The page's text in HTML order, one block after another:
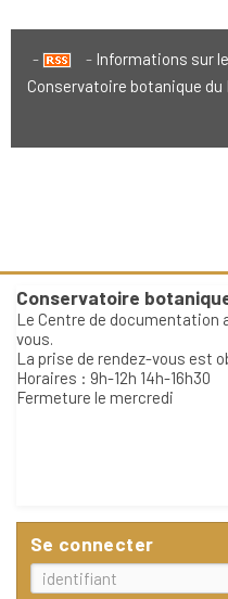
Informations sur
Conservatoire botanique
Conservatoire
Le Centre de documentation
vous.
La prise de rendez-vous est
Horaires : 9h-12h 14h-16h30
Fermeture le mercredi
Se connecter